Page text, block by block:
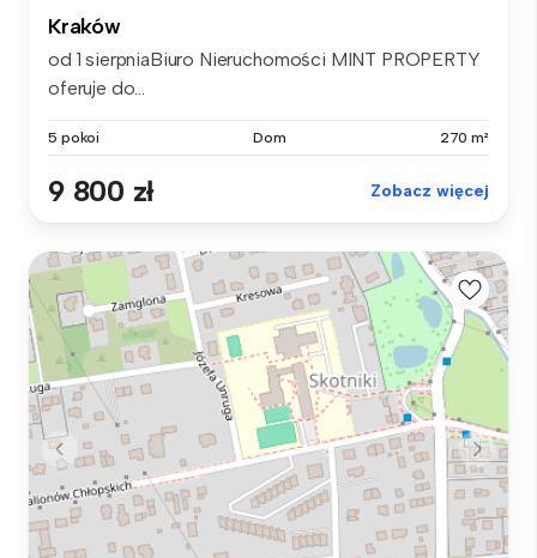
Kraków
od 1 sierpniaBiuro Nieruchomości MINT PROPERTY
oferuje do...
5 pokoi Dom 270 m²
9 800 zł Zobacz więcej